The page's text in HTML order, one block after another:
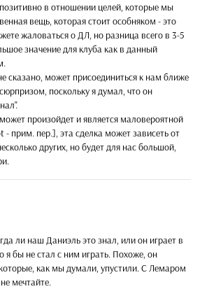
в отношении целей, которые мы
вещь, которая стоит особняком - это
жаловаться о ДЛ, но разница всего в 3-5
значение для клуба как в данный
может присоединиться к нам ближе
поскольку я думал, что он
произойдет и является маловероятной
- прим. пер.], эта сделка может зависеть от
других, но будет для нас большой,
ли наш Даниэль это знал, или он играет в
я бы не стал с ним играть. Похоже, он
как мы думали, упустили. С Лемаром
мечтайте.